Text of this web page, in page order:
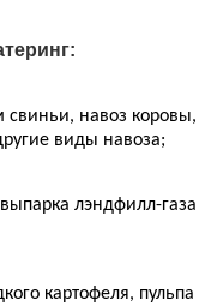
свиньи, навоз коровы,
виды навоза;
лэндфилл-газа
картофеля, пульпа